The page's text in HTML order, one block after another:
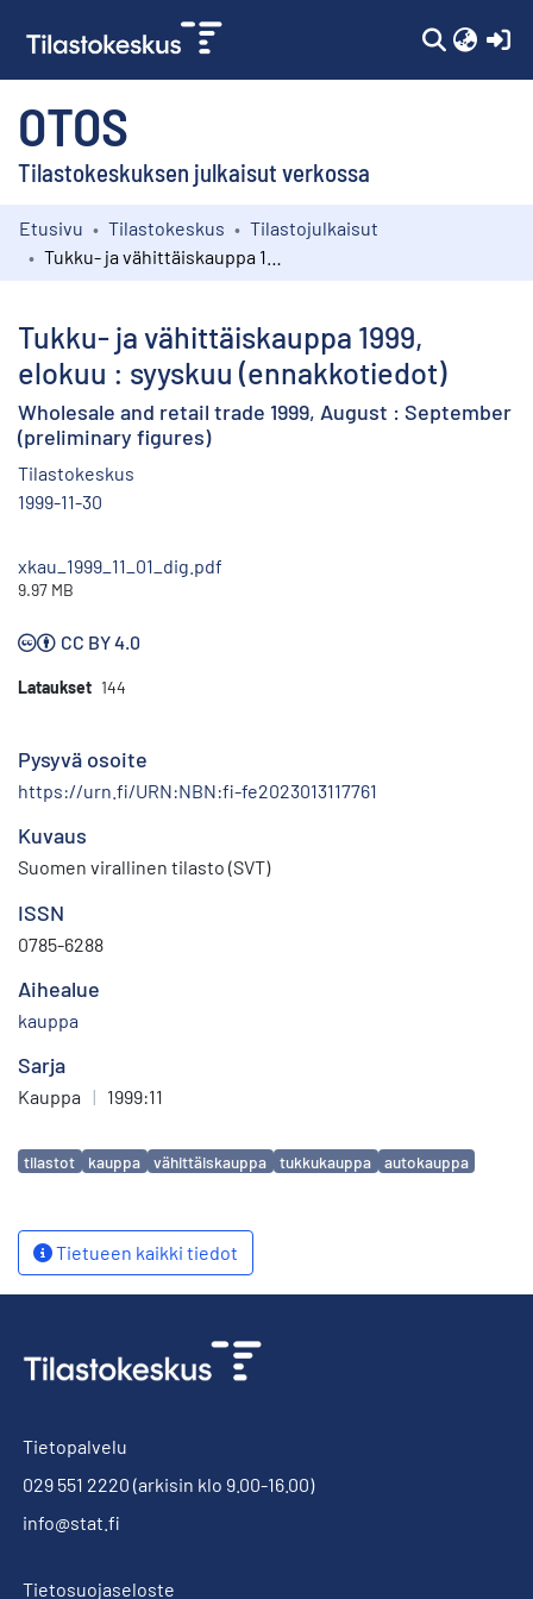
OTOS
Tilastokeskuksen julkaisut verkossa
Kokoelmat
Etusivu Tilastokeskus
Tilastojulkaisut
Tukku- ja vähittäiskauppa 1999,
elokuu : syyskuu (ennakkotiedot)
Wholesale and retail trade 1999, August : September
(preliminary figures)
Tilastokeskus
1999-11-30
xkau_1999_11_01_dig.pdf
9.97 MB
CC BY 4.0
Lataukset 144
Pysyvä osoite
https://urn.fi/URN:NBN:fi-fe2023013117761
Kuvaus
Suomen virallinen tilasto (SVT)
ISSN
0785-6288
Aihealue
kauppa
Sarja
Kauppa | 1999:11
Avainsanat
tilastot kauppa vähittäiskauppa tukkukauppa autokauppa
Tietueen kaikki tiedot
Tietopalvelu
029 551 2220 (arkisin klo 9.00-16.00)
info@stat.fi
Tietosuojaseloste